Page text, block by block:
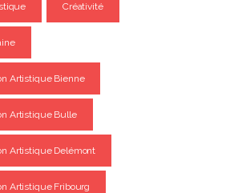
Créativité
Artistique Bienne
Artistique Bulle
Artistique Delémont
Artistique Fribourg